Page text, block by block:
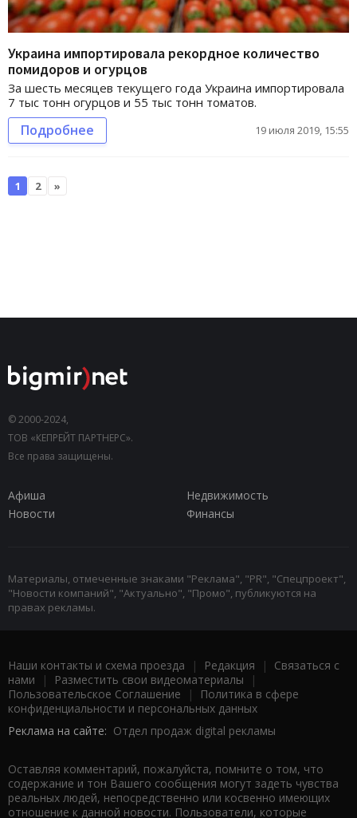
Украина импортировала рекордное количество
помидоров и огурцов
За шесть месяцев текущего года Украина импортировала
7 тыс тонн огурцов и 55 тыс тонн томатов.
Подробнее 19 июля 2019, 15:55
1 2 »
© 2000-2024,
ТОВ «КЕПРЕЙТ ПАРТНЕРС».
Все права защищены.
Афиша
Недвижимость
Новости
Финансы
Материалы, отмеченные знаками "Реклама", "PR", "Спецпроект",
"Новости компаний", "Актуально", "Промо", публикуются на
правах рекламы.
Наши контакты и схема проезда | Редакция | Связаться с
нами | Разместить свои видеоматериалы |
Пользовательское Соглашение |
Политика в сфере
конфиденциальности и персональных данных
Реклама на сайте: Отдел продаж digital рекламы
Оставляя комментарий, пожалуйста, помните о том, что
содержание и тон Вашего сообщения могут задеть чувства
реальных людей, непосредственно или косвенно имеющих
отношение к данной новости. Пользователи, которые